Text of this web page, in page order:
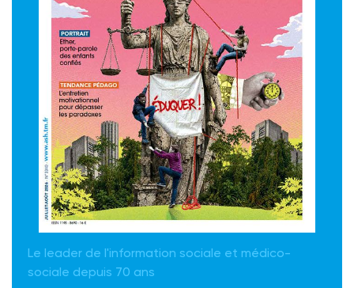
Le leader de l'information sociale et médico-
sociale depuis 70 ans